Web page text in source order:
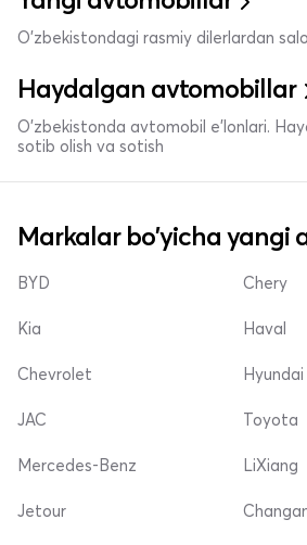
O'zbekistondagi rasmiy dilerlardan
Haydalgan avtomobillar
O'zbekistonda avtomobil e’lonlari.
sotib olish va sotish
Markalar bo'yicha yangi
BYD
Kia
Chevrolet
Chery
Haval
Hyundai
JAC
Mercedes-Benz
Jetour
Toyota
LiXiang